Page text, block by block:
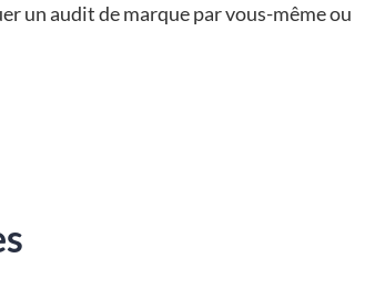
un audit de marque par vous-même ou